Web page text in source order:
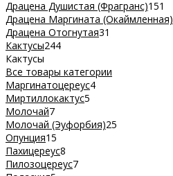
Драцена Душистая (Фрагранс)151
Драцена Маргината (Окаймленная)
Драцена Отогнутая31
Кактусы244
Кактусы
Все товары категории
Маргинатоцереус4
Миртиллокактус5
Молочай7
Молочай (Эуфорбия)25
Опунция15
Пахицереус8
Пилозоцереус7